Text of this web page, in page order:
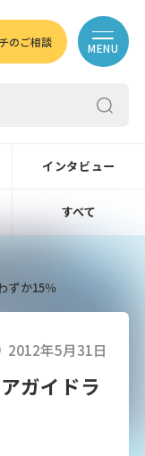
のご相談 MENU
インタビュー
すべて
ずか15％
2012年5月31日
ガイドラ